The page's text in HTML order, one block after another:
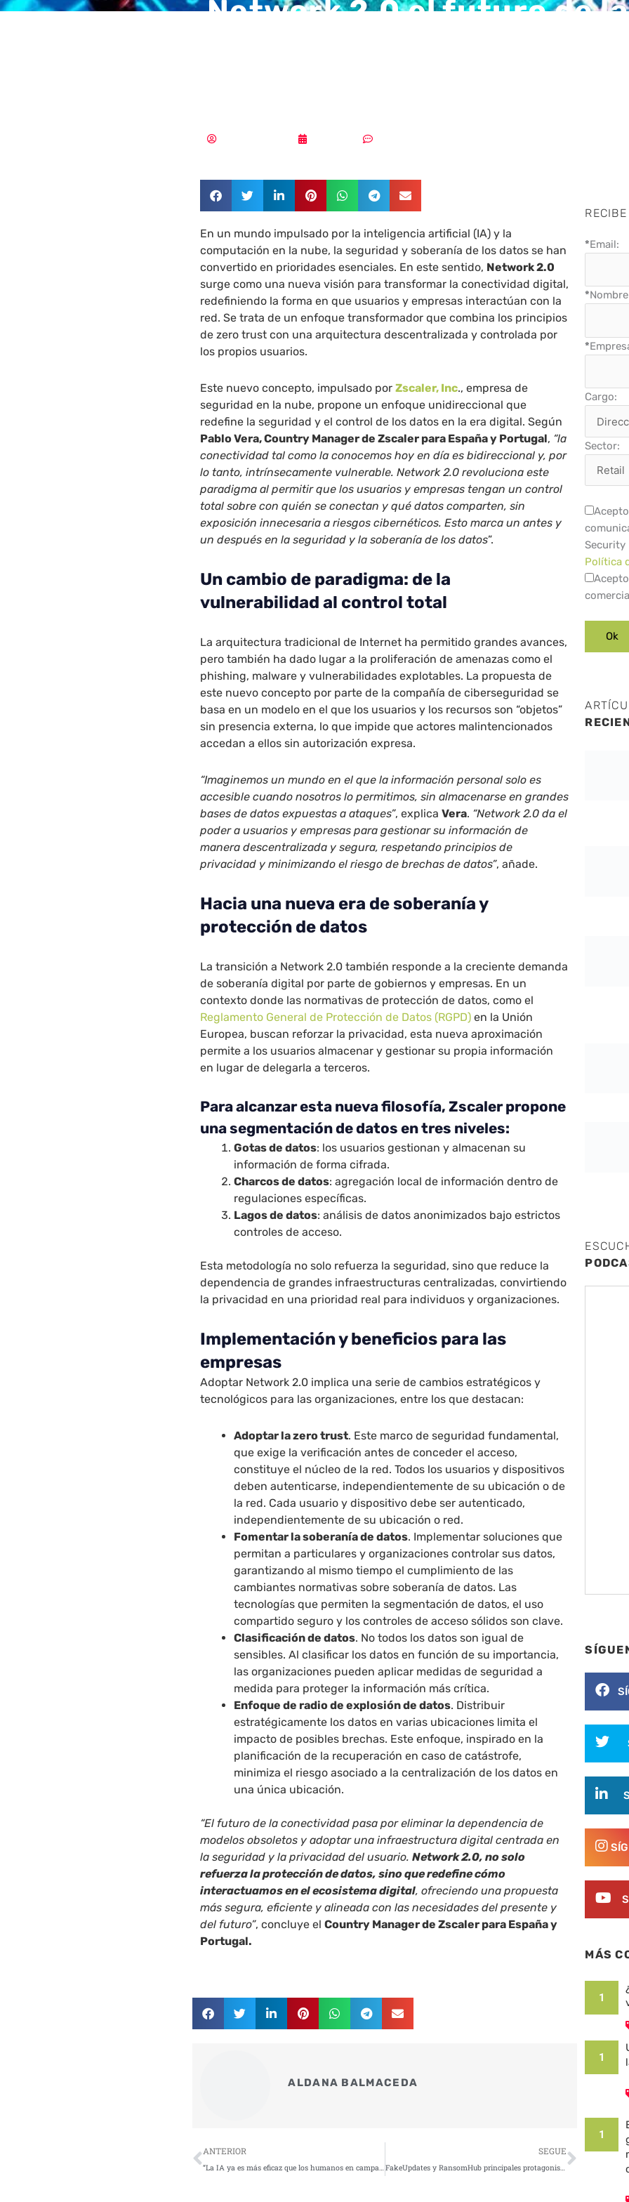
Network 2.0 el futuro de la
En un mundo impulsado por la inteligencia artificial (IA) y la
computación en la nube, la seguridad y soberanía de los datos se han
convertido en prioridades esenciales. En este sentido, Network 2.0
surge como una nueva visión para transformar la conectividad digital,
redefiniendo la forma en que usuarios y empresas interactúan con la
red. Se trata de un enfoque transformador que combina los principios
de zero trust con una arquitectura descentralizada y controlada por
los propios usuarios.
Este nuevo concepto, impulsado porZscaler, Inc., empresa de
seguridad en la nube, propone un enfoque unidireccional que
redefine la seguridad y el control de los datos en la era digital. Según
Pablo Vera, Country Manager de Zscaler para España y Portugal, “la
conectividad tal como la conocemos hoy en día es bidireccional y, por
lo tanto, intrínsecamente vulnerable. Network 2.0 revoluciona este
paradigma al permitir que los usuarios y empresas tengan un control
total sobre con quién se conectan y qué datos comparten, sin
exposición innecesaria a riesgos cibernéticos. Esto marca un antes y
un después en la seguridad y la soberanía de los datos”.
Un cambio de paradigma: de la
vulnerabilidad al control total
La arquitectura tradicional de Internet ha permitido grandes avances,
pero también ha dado lugar a la proliferación de amenazas como el
phishing, malware y vulnerabilidades explotables. La propuesta de
este nuevo concepto por parte de la compañía de ciberseguridad se
basa en un modelo en el que los usuarios y los recursos son “objetos”
sin presencia externa, lo que impide que actores malintencionados
accedan a ellos sin autorización expresa.
“Imaginemos un mundo en el que la información personal solo es
accesible cuando nosotros lo permitimos, sin almacenarse en grandes
bases de datos expuestas a ataques”, explicaVera. “Network 2.0 da el
poder a usuarios y empresas para gestionar su información de
manera descentralizada y segura, respetando principios de
privacidad y minimizando el riesgo de brechas de datos”, añade.
Hacia una nueva era de soberanía y
protección de datos
La transición a Network 2.0 también responde a la creciente demanda
de soberanía digital por parte de gobiernos y empresas. En un
contexto donde las normativas de protección de datos, como el
Reglamento General de Protección de Datos (RGPD) en la Unión
Europea, buscan reforzar la privacidad, esta nueva aproximación
permite a los usuarios almacenar y gestionar su propia información
en lugar de delegarla a terceros.
Para alcanzar esta nueva filosofía, Zscaler propone
una segmentación de datos en tres niveles:
Gotas de datos: los usuarios gestionan y almacenan su
información de forma cifrada.
Charcos de datos: agregación local de información dentro de
regulaciones específicas.
Lagos de datos: análisis de datos anonimizados bajo estrictos
controles de acceso.
Esta metodología no solo refuerza la seguridad, sino que reduce la
dependencia de grandes infraestructuras centralizadas, convirtiendo
la privacidad en una prioridad real para individuos y organizaciones.
Implementación y beneficios para las
empresas
Adoptar Network 2.0 implica una serie de cambios estratégicos y
tecnológicos para las organizaciones, entre los que destacan:
Adoptar la zero trust. Este marco de seguridad fundamental,
que exige la verificación antes de conceder el acceso,
constituye el núcleo de la red. Todos los usuarios y dispositivos
deben autenticarse, independientemente de su ubicación o de
la red. Cada usuario y dispositivo debe ser autenticado,
independientemente de su ubicación o red.
Fomentar la soberanía de datos. Implementar soluciones que
permitan a particulares y organizaciones controlar sus datos,
garantizando al mismo tiempo el cumplimiento de las
cambiantes normativas sobre soberanía de datos. Las
tecnologías que permiten la segmentación de datos, el uso
compartido seguro y los controles de acceso sólidos son clave.
Clasificación de datos. No todos los datos son igual de
sensibles. Al clasificar los datos en función de su importancia,
las organizaciones pueden aplicar medidas de seguridad a
medida para proteger la información más crítica.
Enfoque de radio de explosión de datos. Distribuir
estratégicamente los datos en varias ubicaciones limita el
impacto de posibles brechas. Este enfoque, inspirado en la
planificación de la recuperación en caso de catástrofe,
minimiza el riesgo asociado a la centralización de los datos en
una única ubicación.
“El futuro de la conectividad pasa por eliminar la dependencia de
modelos obsoletos y adoptar una infraestructura digital centrada en
la seguridad y la privacidad del usuario.Network 2.0, no solo
refuerza la protección de datos, sino que redefine cómo
interactuamos en el ecosistema digital, ofreciendo una propuesta
más segura, eficiente y alineada con las necesidades del presente y
del futuro”, concluye elCountry Manager de Zscaler para España y
Portugal.
ALDANA BALMACEDA
Ant
ANTERIOR
“La IA ya es más eficaz que los humanos en campañas de phishing”
SEGUE
FakeUpdates y RansomHub principales protagonistas de las ciberamenazas de marzo
*Email:
*
*
Cargo:
Sector:
Security
Política
MÁS
1
1
1